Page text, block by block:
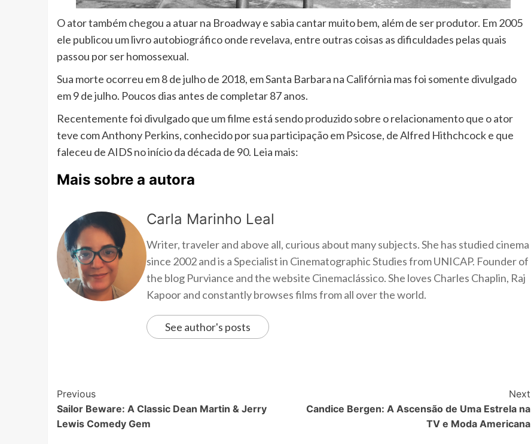
O ator também chegou a atuar na Broadway e sabia cantar muito bem, além de ser produtor. Em 2005
ele publicou um livro autobiográfico onde revelava, entre outras coisas as dificuldades pelas quais
passou por ser homossexual.
Sua morte ocorreu em 8 de julho de 2018, em Santa Barbara na Califórnia mas foi somente divulgado
em 9 de julho. Poucos dias antes de completar 87 anos.
Recentemente foi divulgado que um filme está sendo produzido sobre o relacionamento que o ator
teve com Anthony Perkins, conhecido por sua participação em Psicose, de Alfred Hithchcock e que
faleceu de AIDS no início da década de 90. Leia mais:
Mais sobre a autora
Carla Marinho Leal
Writer, traveler and above all, curious about many subjects. She has studied cinema
since 2002 and is a Specialist in Cinematographic Studies from UNICAP. Founder of
the blog Purviance and the website Cinemaclássico. She loves Charles Chaplin, Raj
Kapoor and constantly browses films from all over the world.
See author's posts
Previous
Sailor Beware: A Classic Dean Martin & Jerry
Lewis Comedy Gem
Next
Candice Bergen: A Ascensão de Uma Estrela na
TV e Moda Americana